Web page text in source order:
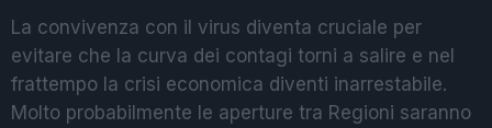
La convivenza con il virus diventa cruciale per
evitare che la curva dei contagi torni a salire e nel
frattempo la crisi economica diventi inarrestabile.
Molto probabilmente le aperture tra Regioni saranno